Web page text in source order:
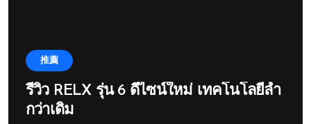
推薦
รีวิว RELX รุ่น 6 ดีไซน์ใหม่ เทคโนโลยีล้ำ
กว่าเดิม